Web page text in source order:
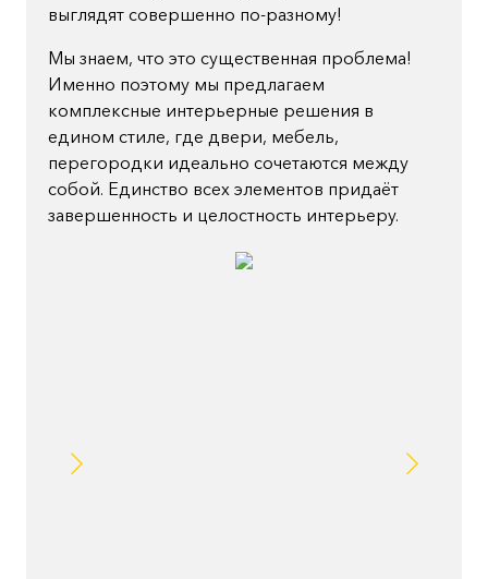
выглядят совершенно по-разному!
Мы знаем, что это существенная проблема!
Именно поэтому мы предлагаем
комплексные интерьерные решения в
едином стиле, где двери, мебель,
перегородки идеально сочетаются между
собой. Единство всех элементов придаёт
завершенность и целостность интерьеру.